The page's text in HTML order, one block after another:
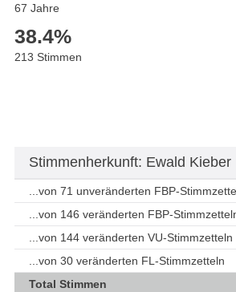
67 Jahre
38.4%
213 Stimmen
Stimmenherkunft: Ewald Kieber
...von 71 unveränderten FBP-
...von 146 veränderten FBP-
...von 144 veränderten VU-Stimmzetteln
...von 30 veränderten FL-Stimmzetteln
Total Stimmen